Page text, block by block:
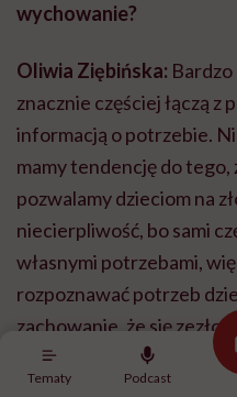
Tematy Podcast
wychowanie?
Oliwia Ziębińska: Bardzo
znacznie częściej łączą z
informacją o potrzebie.
mamy tendencję do tego,
pozwalamy dzieciom na
niecierpliwość, bo sami
własnymi potrzebami,
rozpoznawać potrzeb
zachowanie, że się
niegrzeczne.